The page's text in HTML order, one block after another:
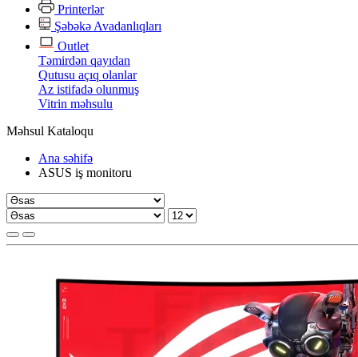
Printerlər
Şəbəkə Avadanlıqları
Outlet
Təmirdən qayıdan
Qutusu açıq olanlar
Az istifadə olunmuş
Vitrin məhsulu
Məhsul Kataloqu
Ana səhifə
ASUS iş monitoru